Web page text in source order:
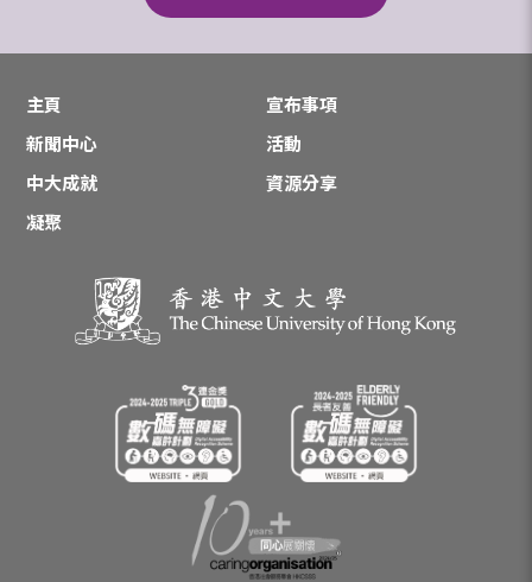
主頁
宣布事項
新聞中心
活動
中大成就
資源分享
凝聚